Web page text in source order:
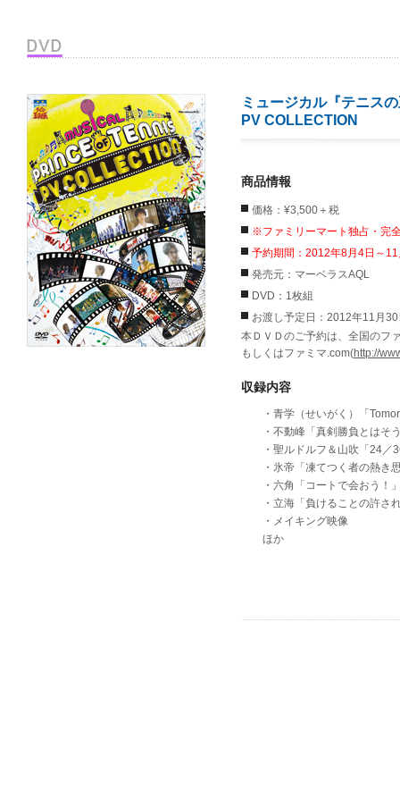
ミュージカル『テニス
PV COLLECTION
商品情報
価格：¥3,500＋税
※ファミリーマート独占・完
予約期間：2012年8月4日～
発売元：マーベラスAQL
DVD：1枚組
お渡し予定日：2012年11月30
本ＤＶＤのご予約は、全国のフ
もしくはファミマ.com(http://
収録内容
・青学（せいがく）「
・不動峰「真剣勝負とはそ
・聖ルドルフ＆山吹「24／
・氷帝「凍てつく者の熱き
・六角「コートで会おう！
・立海「負けることの許さ
・メイキング映像
ほか